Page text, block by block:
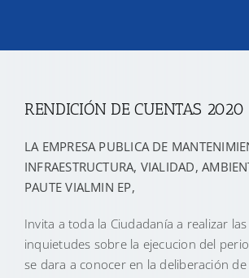
TRANSPARENCIA
CONVOCATORIAS PRECALIFICACIÓN
NOTICIAS
RENDICIÓN DE CUENTAS 2020
LA EMPRESA PUBLICA DE
INFRAESTRUCTURA, VIALIDAD,
PAUTE VIALMIN EP,
Invita a toda la Ciudadanía a realizar
inquietudes sobre la ejecucion del
se dara a conocer en la deliberación de